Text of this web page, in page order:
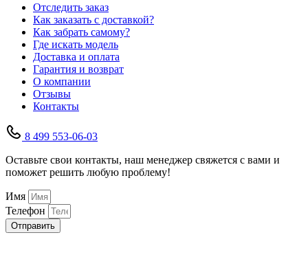
Отследить заказ
Как заказать с доставкой?
Как забрать самому?
Где искать модель
Доставка и оплата
Гарантия и возврат
О компании
Отзывы
Контакты
8 499 553-06-03
Оставьте свои контакты, наш менеджер свяжется с вами и
поможет решить любую проблему!
Имя
Телефон
Отправить